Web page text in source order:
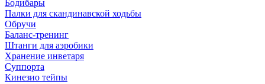
Бодибары
Палки для скандинавской ходьбы
Обручи
Баланс-тренинг
Штанги для аэробики
Хранение инветаря
Суппорта
Кинезио тейпы